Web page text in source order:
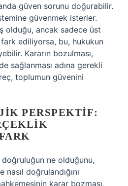
güven sorunu doğurabilir.
güvenmek isterler.
olduğu, ancak sadece üst
ediliyorsa, bu, hukukun
Kararın bozulması,
sağlanması adına gerekli
toplumun güvenini
PERSPEKTIF:
ne olduğunu,
doğrulandığını
karar bozması,